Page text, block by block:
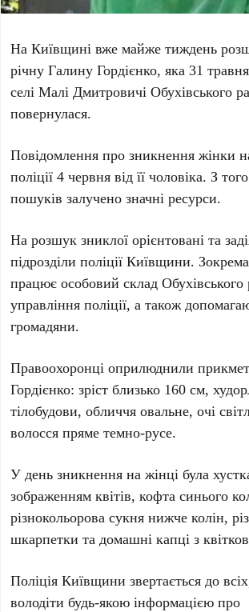
НаКиївщині вже майже тиждень
річну Галину Гордієнко, яка31 травня
селіМалі Дмитровичі Обухівського
повернулася.
Повідомлення про зникнення жінки
поліції4 червня від її чоловіка. З
пошуків залучено значні ресурси.
На розшук зниклої орієнтовані та
підрозділи поліції Київщини.
працює особовий склад
управління поліції, а також
громадяни.
Правоохоронці оприлюднили
Гордієнко: зріст близько 160 см,
тілобудови, обличчя овальне, очі
волосся пряме темно-русе.
У день зникнення на жінці була
зображенням квітів, кофта синього
різнокольорова сукня нижче колін,
шкарпетки та домашні капці з
Поліція Київщини звертається до
володіти будь-якою інформацією про